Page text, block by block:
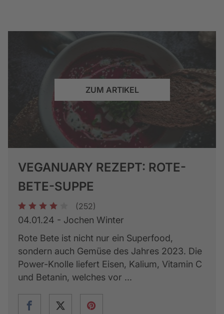
ZUM ARTIKEL
VEGANUARY REZEPT: ROTE-
BETE-SUPPE
1 2 3 4 (252)
04.01.24 - Jochen Winter
Rote Bete ist nicht nur ein Superfood,
sondern auch Gemüse des Jahres 2023. Die
Power-Knolle liefert Eisen, Kalium, Vitamin C
und Betanin, welches vor ...